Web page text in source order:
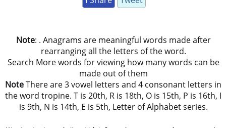
Note: . Anagrams are meaningful words made after
rearranging all the letters of the word.
Search More words for viewing how many words can be
made out of them
NoteThere are 3 vowel letters and 4 consonant letters in
the word tropine. T is 20th, R is 18th, O is 15th, P is 16th, I
is 9th, N is 14th, E is 5th, Letter of Alphabet series.